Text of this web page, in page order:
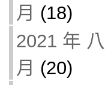
月 (18)
2021 年 八
月 (20)